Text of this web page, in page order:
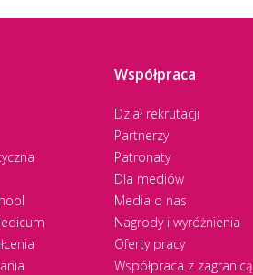
Współpraca
Dział rekrutacji
Partnerzy
Patronaty
Dla mediów
Media o nas
Nagrody i wyróżnienia
Oferty pracy
Współpraca z zagranicą